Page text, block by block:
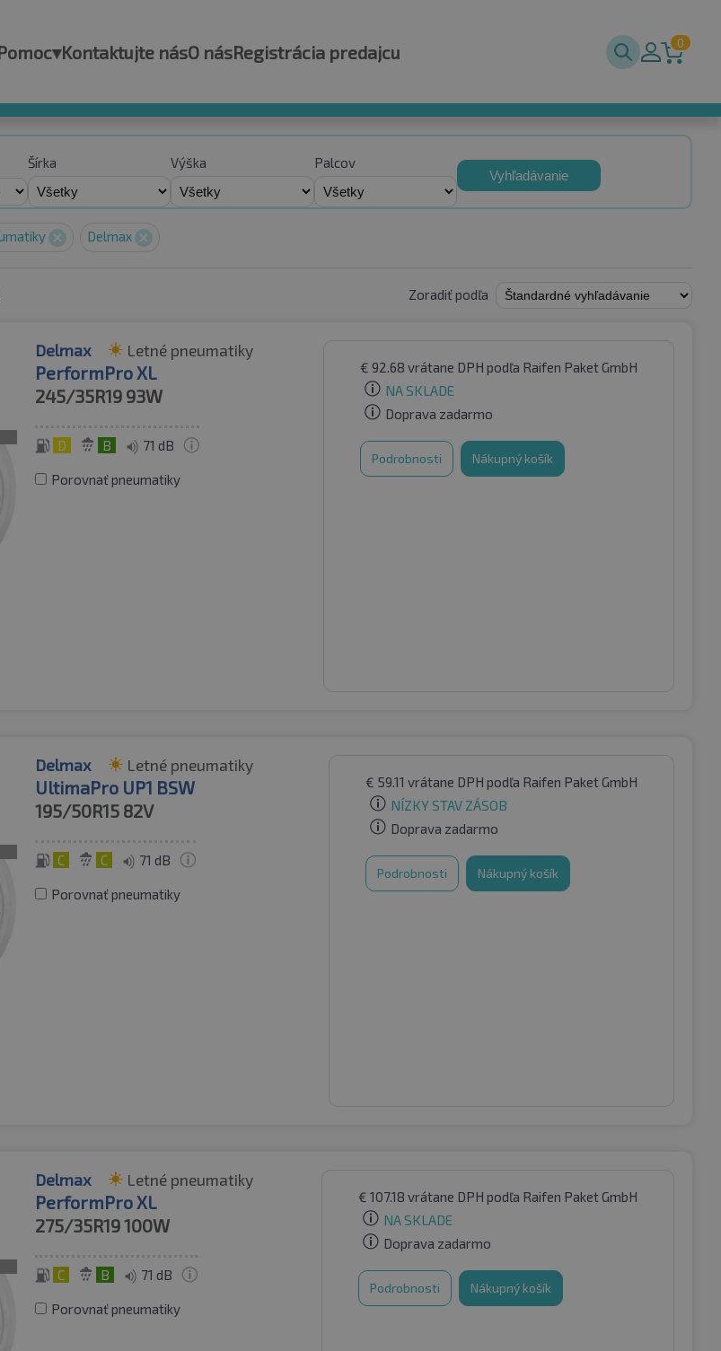
▾Kontaktujte násO násRegistrácia predajcu 0
Šírka Výška Palcov
Vyhľadávanie
Delmax
Zoradiť podľa
Delmax Letné pneumatiky
PerformPro XL
245/35R19 93W
D B 71 dB
Porovnať pneumatiky
€ 92.68 vrátane DPH podľa Raifen Paket GmbH
NA SKLADE
Doprava zadarmo
Podrobnosti Nákupný košík
Delmax Letné pneumatiky
UltimaPro UP1 BSW
195/50R15 82V
C C 71 dB
Porovnať pneumatiky
€ 59.11 vrátane DPH podľa Raifen Paket GmbH
NÍZKY STAV ZÁSOB
Doprava zadarmo
Podrobnosti Nákupný košík
Delmax Letné pneumatiky
PerformPro XL
275/35R19100W
C B 71 dB
Porovnať pneumatiky
€ 107.18 vrátane DPH podľa Raifen Paket GmbH
NA SKLADE
Doprava zadarmo
Podrobnosti Nákupný košík